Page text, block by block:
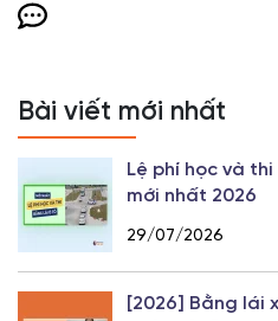
Bài viết mới nhất
Lệ phí học và
mới nhất 2026
29/07/2026
[2026] Bằng lái